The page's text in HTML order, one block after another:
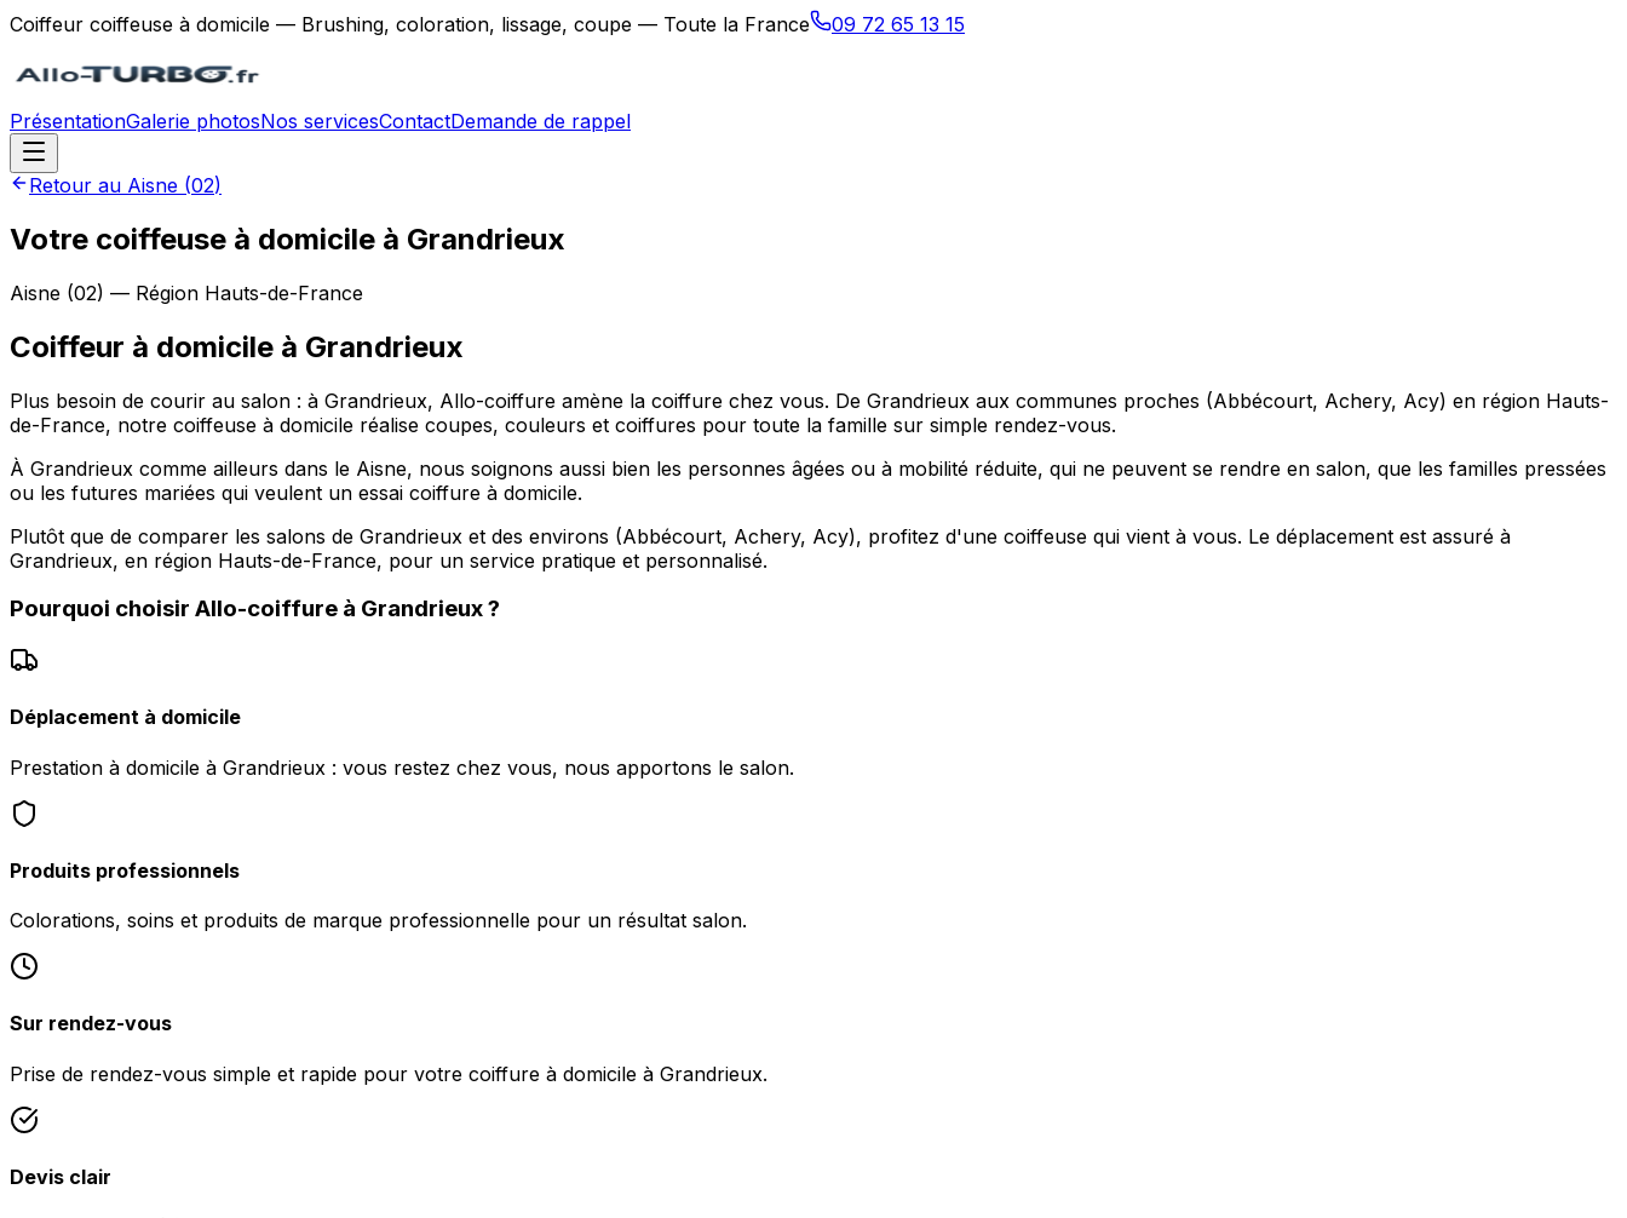
Coiffeur coiffeuse à domicile — Brushing, coloration, lissage, coupe — Toute la France 09 72 65 13 15
PrésentationGalerie photosNos servicesContactDemande de rappel
Retour au Aisne (02)
Votre coiffeuse à domicile à Grandrieux
Aisne (02) — Région Hauts-de-France
Coiffeur à domicile à Grandrieux
Plus besoin de courir au salon : à Grandrieux, Allo-coiffure amène la coiffure chez vous. De Grandrieux aux communes proches (Abbécourt, Achery, Acy) en région Hauts-
de-France, notre coiffeuse à domicile réalise coupes, couleurs et coiffures pour toute la famille sur simple rendez-vous.
À Grandrieux comme ailleurs dans le Aisne, nous soignons aussi bien les personnes âgées ou à mobilité réduite, qui ne peuvent se rendre en salon, que les familles pressées
ou les futures mariées qui veulent un essai coiffure à domicile.
Plutôt que de comparer les salons de Grandrieux et des environs (Abbécourt, Achery, Acy), profitez d'une coiffeuse qui vient à vous. Le déplacement est assuré à
Grandrieux, en région Hauts-de-France, pour un service pratique et personnalisé.
Pourquoi choisir Allo-coiffure à Grandrieux?
Déplacement à domicile
Prestation à domicile à Grandrieux : vous restez chez vous, nous apportons le salon.
Produits professionnels
Colorations, soins et produits de marque professionnelle pour un résultat salon.
Sur rendez-vous
Prise de rendez-vous simple et rapide pour votre coiffure à domicile à Grandrieux.
Devis clair